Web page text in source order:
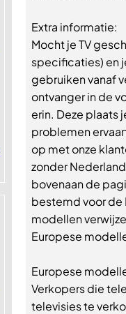
Extra informatie:
Mocht je TV
specificaties) en
gebruiken vanaf
ontvanger in de
erin. Deze plaats
problemen
op met onze
zonder
bovenaan de
bestemd voor de
modellen
Europese
Europese
Verkopers die
televisies te